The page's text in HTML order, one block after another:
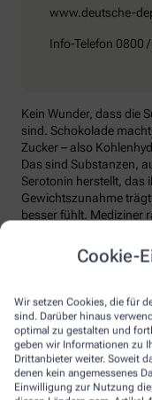
Cookie-
Wir setzen Cookies, die für
sind. Darüber hinaus
optimal zu gestalten und
geben wir Informationen zu
Drittanbieter weiter. Soweit
denen kein angemessenes
Einwilligung zur Nutzung
www.deutsche-
Info-Telefon 0800
Kein Wunder, dass die
sind. Schokolade
Zucker – also
Das sind Substanzen,
Serotonin herstellt, das
Gewichtszunahme
besser fühlt. Mediziner
Energiestoffwechsel
zurückzuziehen. Im
Freunden etwas zu
sich zum Beispiel mit
die Laune. Dabei hilft,
der kommenden
Sommer-Feeling lässt